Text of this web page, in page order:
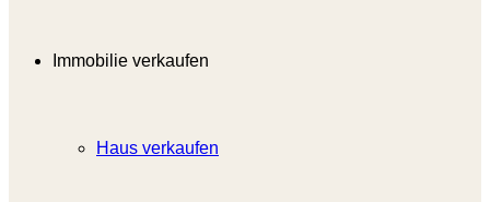
Immobilie verkaufen
Haus verkaufen